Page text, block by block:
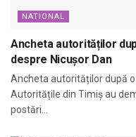
NATIONAL
Ancheta autorităților
despre Nicușor Dan
Ancheta autorităților după
Autoritățile din Timiș au
postări...